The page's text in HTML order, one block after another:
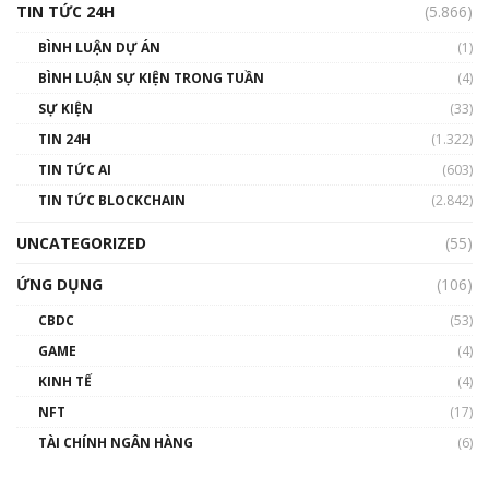
TIN TỨC 24H
(5.866)
BÌNH LUẬN DỰ ÁN
(1)
BÌNH LUẬN SỰ KIỆN TRONG TUẦN
(4)
SỰ KIỆN
(33)
TIN 24H
(1.322)
TIN TỨC AI
(603)
TIN TỨC BLOCKCHAIN
(2.842)
UNCATEGORIZED
(55)
ỨNG DỤNG
(106)
CBDC
(53)
GAME
(4)
KINH TẾ
(4)
NFT
(17)
TÀI CHÍNH NGÂN HÀNG
(6)